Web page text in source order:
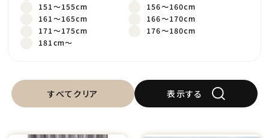
151～155cm
156～160cm
161～165cm
166～170cm
171～175cm
176～180cm
181cm～
すべてクリア 表示する